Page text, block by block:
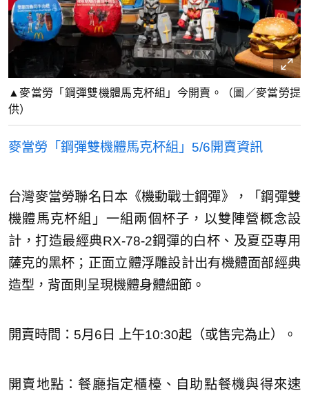
▲麥當勞「鋼彈雙機體馬克杯組」今開賣。（圖／麥當勞提
供）
麥當勞「鋼彈雙機體馬克杯組」5/6開賣資訊
台灣麥當勞聯名日本《機動戰士鋼彈》，「鋼彈雙
機體馬克杯組」一組兩個杯子，以雙陣營概念設
計，打造最經典RX-78-2鋼彈的白杯、及夏亞專用
薩克的黑杯；正面立體浮雕設計出有機體面部經典
造型，背面則呈現機體身體細節。
開賣時間：5月6日 上午10:30起（或售完為止）。
開賣地點：餐廳指定櫃檯、自助點餐機與得來速